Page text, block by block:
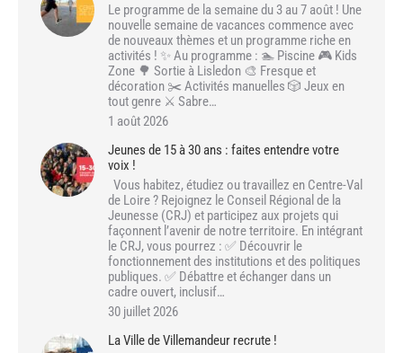
Le programme de la semaine du 3 au 7 août ! Une
nouvelle semaine de vacances commence avec
de nouveaux thèmes et un programme riche en
activités ! ✨ Au programme : 🏊 Piscine 🎮 Kids
Zone 🌳 Sortie à Lisledon 🎨 Fresque et
décoration ✂️ Activités manuelles 🎲 Jeux en
tout genre ⚔️ Sabre…
1 août 2026
Jeunes de 15 à 30 ans : faites entendre votre
voix !
Vous habitez, étudiez ou travaillez en Centre-Val
de Loire ? Rejoignez le Conseil Régional de la
Jeunesse (CRJ) et participez aux projets qui
façonnent l’avenir de notre territoire. En intégrant
le CRJ, vous pourrez : ✅ Découvrir le
fonctionnement des institutions et des politiques
publiques. ✅ Débattre et échanger dans un
cadre ouvert, inclusif…
30 juillet 2026
La Ville de Villemandeur recrute !